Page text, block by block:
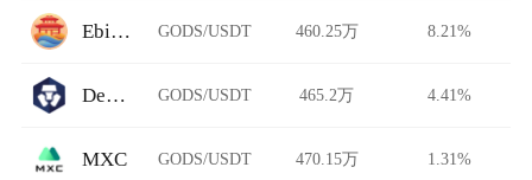
Ebisu's Bay GODS/USDT 460.25万 8.21%
DeFi Swap GODS/USDT 465.2万 4.41%
MXC GODS/USDT 470.15万 1.31%